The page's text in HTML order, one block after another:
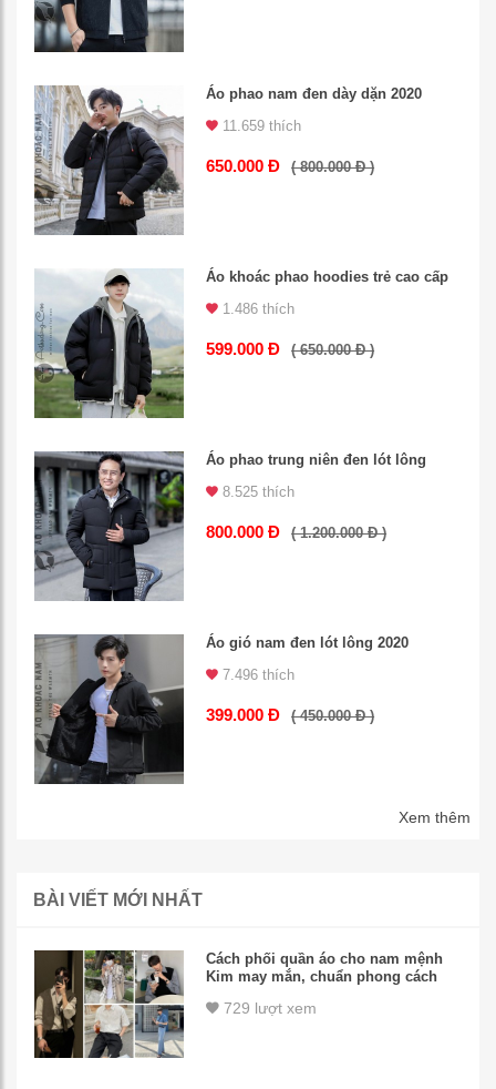
Áo phao nam đen dày dặn 2020
11.659 thích
650.000 Đ ( 800.000 Đ )
Áo khoác phao hoodies trẻ cao cấp
1.486 thích
599.000 Đ ( 650.000 Đ )
Áo phao trung niên đen lót lông
8.525 thích
800.000 Đ ( 1.200.000 Đ )
Áo gió nam đen lót lông 2020
7.496 thích
399.000 Đ ( 450.000 Đ )
Xem thêm
BÀI VIẾT MỚI NHẤT
Cách phối quần áo cho nam mệnh
Kim may mắn, chuẩn phong cách
729 lượt xem